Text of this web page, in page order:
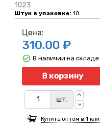
1023
Штук в упаковке: 10
Цена:
310.00 ₽
В корзину
шт.
В наличии на складе
Купить оптом в 1